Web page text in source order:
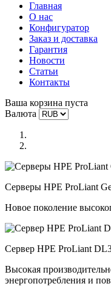
Главная
О нас
Конфигуратор
Заказ и доставка
Гарантия
Новости
Статьи
Контакты
Ваша корзина пуста
Валюта
Серверы HPE ProLiant
Новое поколение
Сервер HPE ProLiant
Высокая
энергопотребления и